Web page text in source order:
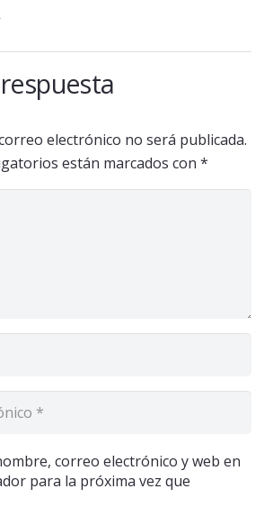
electrónico no será publicada.
están marcados con *
correo electrónico y web en
para la próxima vez que